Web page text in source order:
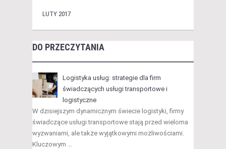
LUTY 2017
DO PRZECZYTANIA
Logistyka usług: strategie dla firm
świadczących usługi transportowe i
logistyczne
W dzisiejszym dynamicznym świecie logistyki, firmy
świadczące usługi transportowe stają przed wieloma
wyzwaniami, ale także wyjątkowymi możliwościami.
Kluczowym …